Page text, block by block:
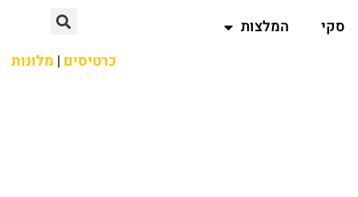
סקי
המלצות
כרטיסים | מלונות